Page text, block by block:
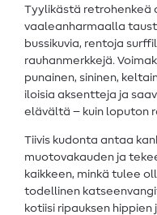
Tyylikästä retrohenkeä
vaaleanharmaalla
bussikuvia, rentoja
rauhanmerkkejä.
punainen, sininen,
iloisia aksentteja ja
elävältä – kuin loputon
Tiivis kudonta antaa
muotovakauden ja
kaikkeen, minkä tulee
todellinen
kotiisi ripauksen